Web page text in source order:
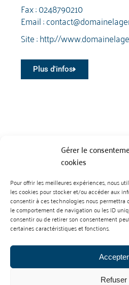
Gérer le
cookies
Pour offrir les meilleures expériences, nous
les cookies pour stocker et/ou accéder aux
consentir à ces technologies nous permettra
le comportement de navigation ou les ID
consentir ou de retirer son consentement
certaines caractéristiques et fonctions.
Accepter
Refuser
Fax : 0248790210
Email :
Site :http://
Plus d'infos
BP 70023 - 49610
Tél :07 88